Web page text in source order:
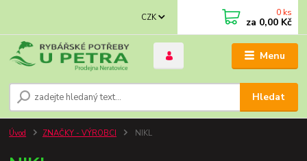
Menu
CZK
Hledat
0 ks
za 0,00 Kč
Úvod ZNAČKY - VÝROBCI NIKL